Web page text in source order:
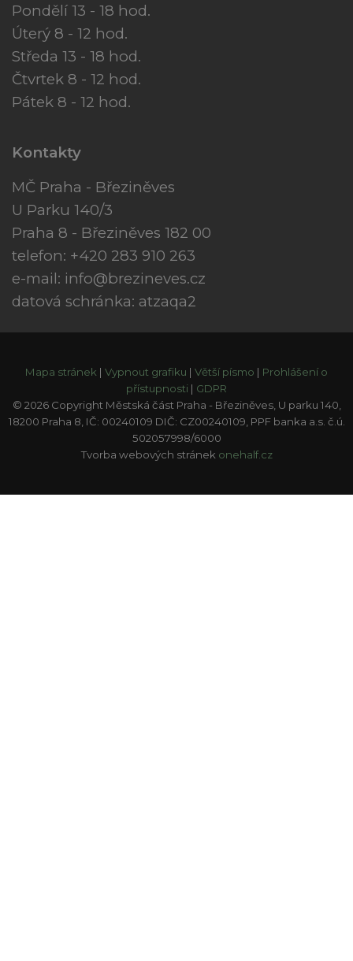
Pondělí 13 - 18 hod.
Úterý 8 - 12 hod.
Středa 13 - 18 hod.
Čtvrtek 8 - 12 hod.
Pátek 8 - 12 hod.
Kontakty
MČ Praha - Březiněves
U Parku 140/3
Praha 8 - Březiněves 182 00
telefon: +420 283 910 263
e-mail: info@brezineves.cz
datová schránka: atzaqa2
Mapa stránek | Vypnout grafiku | Větší písmo | Prohlášení o
přístupnosti | GDPR
© 2026 Copyright Městská část Praha - Březiněves, U parku 140,
18200 Praha 8, IČ: 00240109 DIČ: CZ00240109, PPF banka a.s. č.ú.
502057998/6000
Tvorba webových stránek onehalf.cz